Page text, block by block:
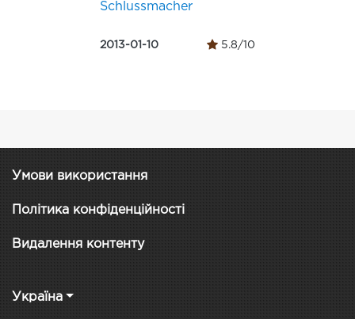
Schlussmacher
2013-01-10 5.8/10
Умови використання
Політика конфіденційності
Видалення контенту
Україна